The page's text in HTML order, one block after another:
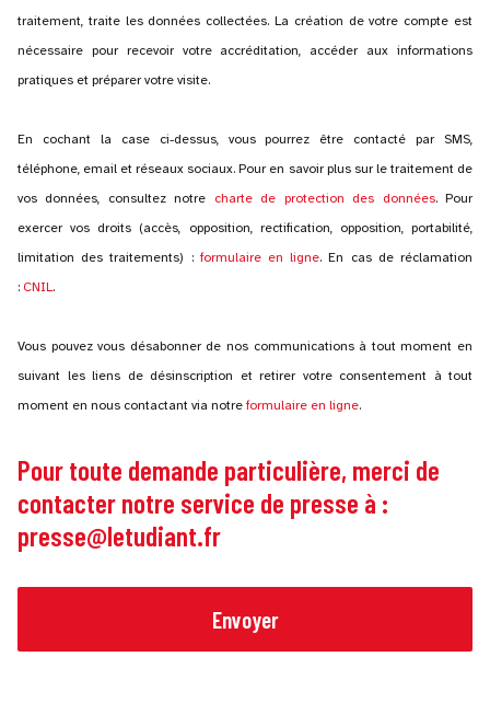
traitement, traite les données collectées. La création de votre compte est
nécessaire pour recevoir votre accréditation, accéder aux informations
pratiques et préparer votre visite.
En cochant la case ci-dessus, vous pourrez être contacté par SMS,
téléphone, email et réseaux sociaux. Pour en savoir plus sur le traitement de
vos données, consultez notre charte de protection des données. Pour
exercer vos droits (accès, opposition, rectification, opposition, portabilité,
limitation des traitements) :formulaire en ligne. En cas de réclamation
: CNIL.
Vous pouvez vous désabonner de nos communications à tout moment en
suivant les liens de désinscription et retirer votre consentement à tout
moment en nous contactant via notreformulaire en ligne.
Pour toute demande particulière, merci de
contacter notre service de presse à :
presse@letudiant.fr